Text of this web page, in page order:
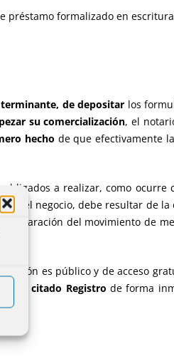
préstamo formalizado en
de depositar los
su comercialización, el
hecho de que efectivamente
a realizar, como ocurre
del negocio, debe resultar de la
declaración del movimiento de
es público y de acceso
al citado Registro de forma